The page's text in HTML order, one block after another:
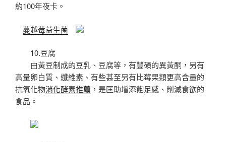
約100年夜卡。
蔓越莓益生菌
10.豆腐
由黃豆制成的豆乳、豆腐等，有豐碩的異黃酮，另有
高量卵白質、纖維素、有些甚至另有比莓果類更高含量的
抗氧化物消化酵素推薦 ，是匡助增添飽足感、削減食欲的
食品。